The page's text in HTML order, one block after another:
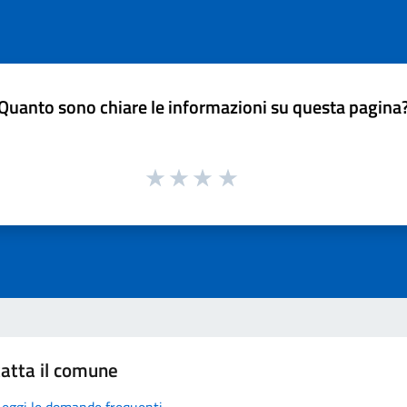
sono chiare le informazioni su questa
il comune